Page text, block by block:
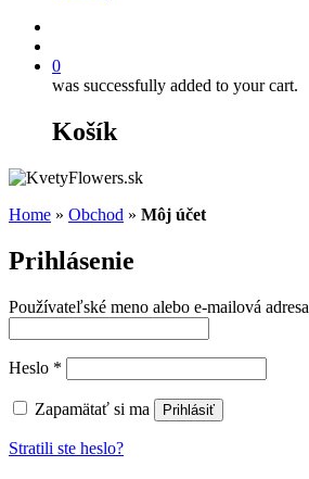
0
was successfully added to your cart.
Košík
Home » Obchod » Môj účet
Prihlásenie
Používateľské meno alebo e-mailová adresa
Heslo *
Zapamätať si ma Prihlásiť
Stratili ste heslo?